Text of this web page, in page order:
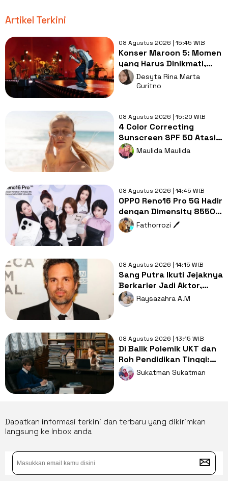
Artikel Terkini
08 Agustus 2026 | 15:45 WIB
Konser Maroon 5: Momen
yang Harus Dinikmati,
Jangan Cuma Direkam!
Desyta Rina Marta
Guritno
08 Agustus 2026 | 15:20 WIB
4 Color Correcting
Sunscreen SPF 50 Atasi
Redness & Dark Spot
saat Outdoor!
Maulida Maulida
08 Agustus 2026 | 14:45 WIB
OPPO Reno16 Pro 5G Hadir
dengan Dimensity 8550
SUPER, Seberapa
Menarik?
Fathorrozi 🖊️
08 Agustus 2026 | 14:15 WIB
Sang Putra Ikuti Jejaknya
Berkarier Jadi Aktor,
Begini Reaksi Mark
Ruffalo
Raysazahra A.M
08 Agustus 2026 | 13:15 WIB
Di Balik Polemik UKT dan
Roh Pendidikan Tinggi:
Saatnya Kampus Elite
Berbagi dengan Kampus
Sukatman Sukatman
Dapatkan informasi terkini dan terbaru yang dikirimkan
langsung ke Inbox anda